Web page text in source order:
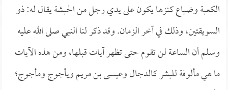
الكعبة وضياع كنزها يكون على يدي رجل من الحبشة يقال له: ذو
السويقتين، وذلك في آخر الزمان. وقد ذكر لنا النبي صلى الله عليه
وسلم أن الساعة لن تقوم حتى تظهر آيات قبلها، ومن هذه الآيات
ما هي مألوفة للبشر كالدجال وعيسى بن مريم ويأجوج ومأجوج؛